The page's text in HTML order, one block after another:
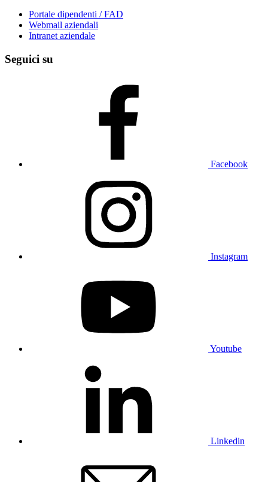
Portale dipendenti / FAD
Webmail aziendali
Intranet aziendale
Seguici su
Facebook
Instagram
Youtube
Linkedin